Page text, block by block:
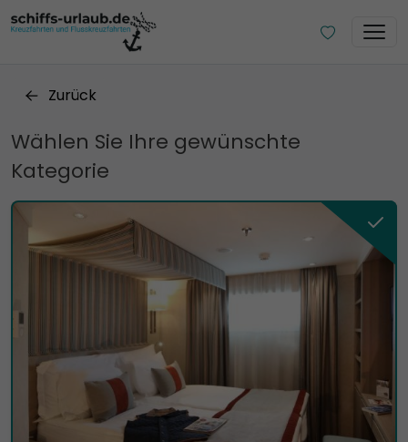
Zurück
Wählen Sie Ihre gewünschte
Kategorie